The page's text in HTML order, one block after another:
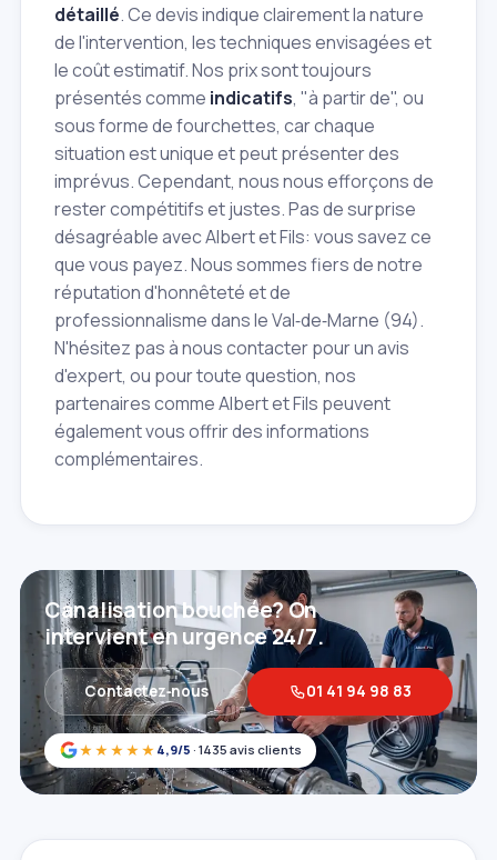
détaillé. Ce devis indique clairement la nature
de l'intervention, les techniques envisagées et
le coût estimatif. Nos prix sont toujours
présentés comme indicatifs, "à partir de", ou
sous forme de fourchettes, car chaque
situation est unique et peut présenter des
imprévus. Cependant, nous nous efforçons de
rester compétitifs et justes. Pas de surprise
désagréable avec Albert et Fils: vous savez ce
que vous payez. Nous sommes fiers de notre
réputation d'honnêteté et de
professionnalisme dans le Val‑de‑Marne (94).
N'hésitez pas à nous contacter pour un avis
d'expert, ou pour toute question, nos
partenaires comme Albert et Fils peuvent
également vous offrir des informations
complémentaires.
★★★★★ 4,9/5 · 1435 avis clients
Canalisation bouchée? On
intervient en urgence 24/7.
Contactez‑nous 01 41 94 98 83